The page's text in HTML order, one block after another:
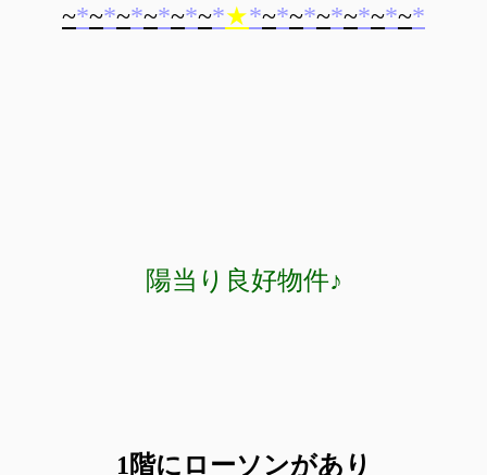
~*~*~*~*~*~*★*~*~*~*~*~*~*
陽当り良好物件♪
1階にローソンがあり